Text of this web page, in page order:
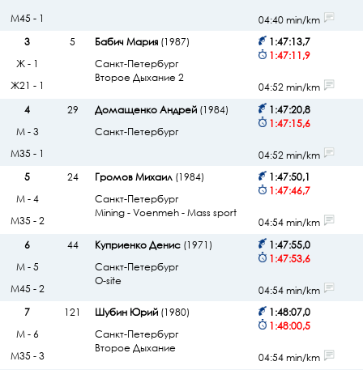
М45 - 1
04:40 min/km
3
5 Бабич Мария(1987)
Санкт-Петербург
Второе Дыхание 2
1:47:13,7
1:47:11,9
Ж - 1
Ж21 - 1
04:52 min/km
4
29 Домащенко Андрей(1984)
Санкт-Петербург
1:47:20,8
1:47:15,6
М - 3
М35 - 1
04:52 min/km
5
24 Громов Михаил(1984)
Санкт-Петербург
Mining - Voenmeh - Mass sport
1:47:50,1
1:47:46,7
М - 4
М35 - 2
04:54 min/km
6
44 Куприенко Денис(1971)
Санкт-Петербург
O-site
1:47:55,0
1:47:53,6
М - 5
М45 - 2
04:54 min/km
7
121 Шубин Юрий(1980)
Санкт-Петербург
Второе Дыхание
1:48:07,0
1:48:00,5
М - 6
М35 - 3
04:54 min/km